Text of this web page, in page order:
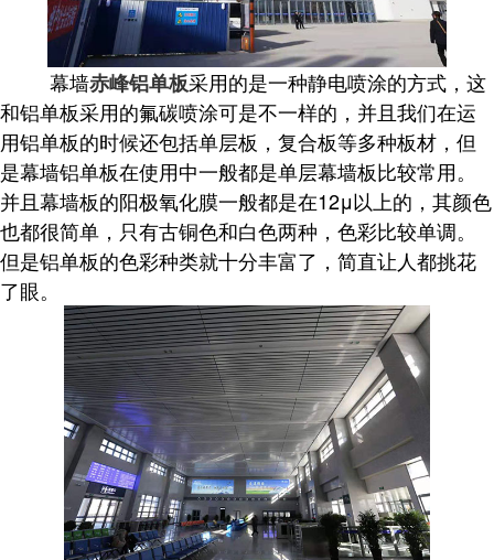
幕墙赤峰铝单板采用的是一种静电喷涂的方式，这
和铝单板采用的氟碳喷涂可是不一样的，并且我们在运
用铝单板的时候还包括单层板，复合板等多种板材，但
是幕墙铝单板在使用中一般都是单层幕墙板比较常用。
并且幕墙板的阳极氧化膜一般都是在12μ以上的，其颜色
也都很简单，只有古铜色和白色两种，色彩比较单调。
但是铝单板的色彩种类就十分丰富了，简直让人都挑花
了眼。